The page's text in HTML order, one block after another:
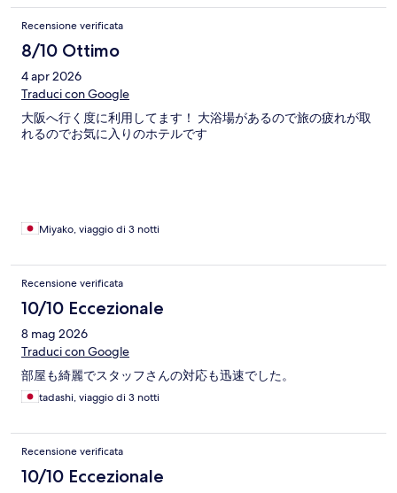
Recensione verificata
8/10 Ottimo
4 apr 2026
Traduci con Google
大阪へ行く度に利用してます！ 大浴場があるので旅の疲れが取
れるのでお気に入りのホテルです
Miyako, viaggio di 3 notti
Recensione verificata
10/10 Eccezionale
8 mag 2026
Traduci con Google
部屋も綺麗でスタッフさんの対応も迅速でした。
tadashi, viaggio di 3 notti
Recensione verificata
10/10 Eccezionale